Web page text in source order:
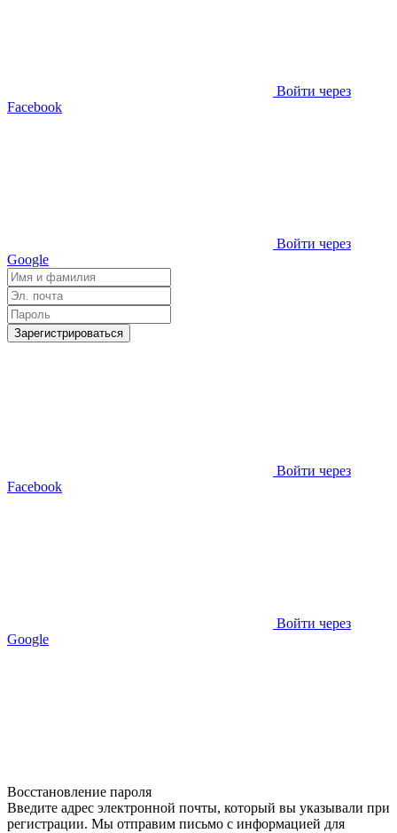
Войти через
Facebook
Войти через
Google
Зарегистрироваться
Войти через
Facebook
Войти через
Google
Восстановление пароля
Введите адрес электронной почты, который вы указывали при
регистрации. Мы отправим письмо с информацией для